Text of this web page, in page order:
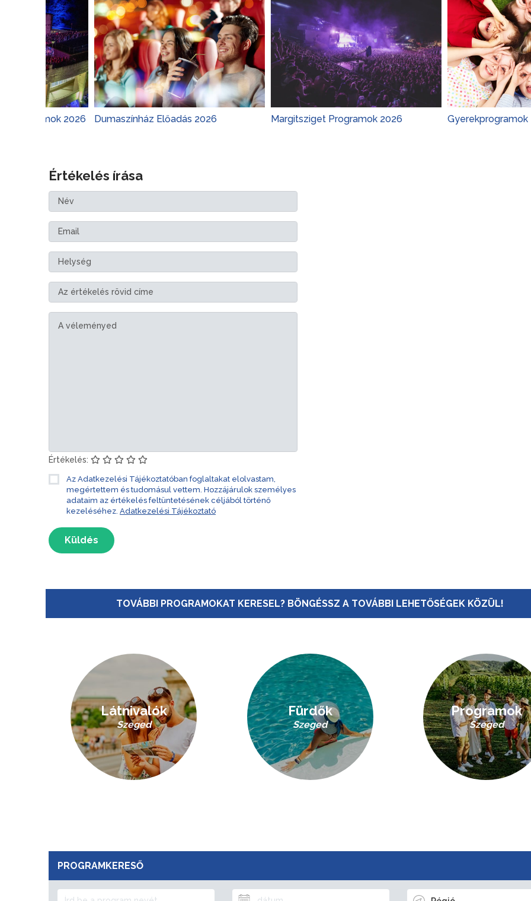
Dumaszínház Előadás 2026 Margitsziget Programok 2026 Gyerekprogramok 2026
Értékelés írása
Értékelés:
Az Adatkezelési Tájékoztatóban foglaltakat elolvastam,
megértettem és tudomásul vettem. Hozzájárulok személyes
adataim az értékelés feltüntetésének céljából történő
kezeléséhez. Adatkezelési Tájékoztató
Küldés
TOVÁBBI PROGRAMOKAT KERESEL? BÖNGÉSSZ A TOVÁBBI LEHETŐSÉGEK KÖZÜL!
Látnivalók
Szeged
Fürdők
Szeged
Programok
Szeged
PROGRAMKERESŐ